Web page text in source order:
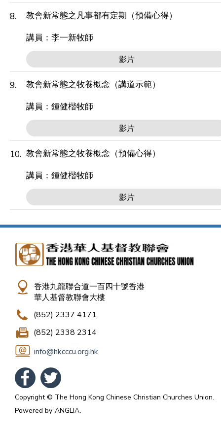
8.
教會新常態之凡事都有定期（預備心得）
講員：李一新牧師
影片
9.
教會新常態之牧養概念（講道示範）
講員：鍾健楷牧師
影片
10. 教會新常態之牧養概念（預備心得）
講員：鍾健楷牧師
影片
香港九龍聯合道一百四十號香港
華人基督教聯會大樓
(852) 2337 4171
(852) 2338 2314
info@hkcccu.org.hk
Copyright © The Hong Kong Chinese Christian Churches Union.
Powered by ANGLIA.